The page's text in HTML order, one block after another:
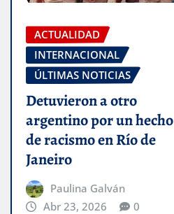
ACTUALIDAD
INTERNACIONAL
ÚLTIMAS NOTICIAS
Detuvieron a otro
argentino por un hecho
de racismo en Río de
Janeiro
Paulina Galván
Abr 23, 2026
0